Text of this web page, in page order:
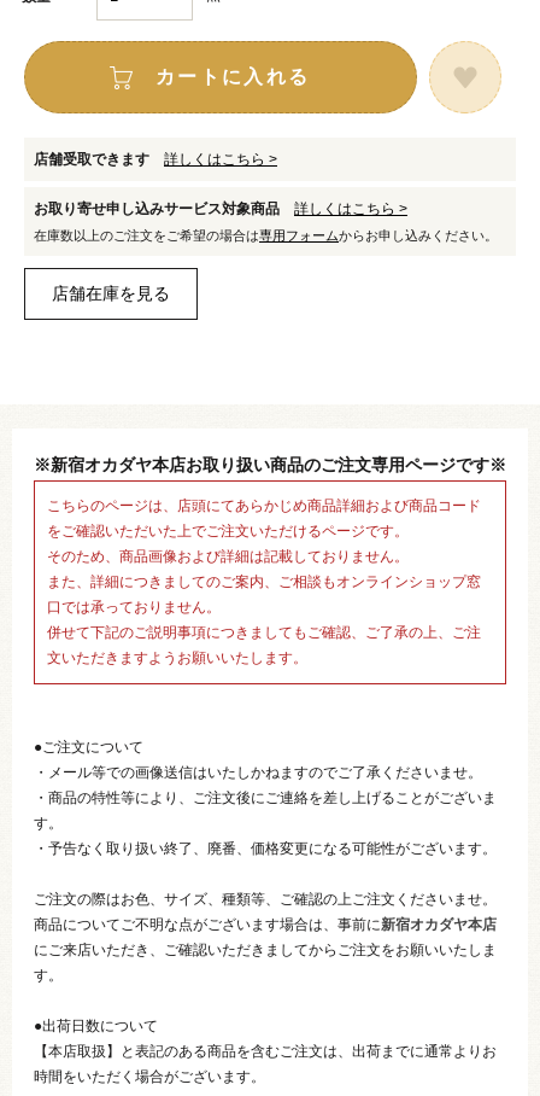
カートに入れる
店舗受取できます 詳しくはこちら >
お取り寄せ申し込みサービス対象商品 詳しくはこちら >
在庫数以上のご注文をご希望の場合は専用フォームからお申し込みください。
※新宿オカダヤ本店お取り扱い商品のご注文専用ページです※
こちらのページは、店頭にてあらかじめ商品詳細および商品コード
をご確認いただいた上でご注文いただけるページです。
そのため、商品画像および詳細は記載しておりません。
また、詳細につきましてのご案内、ご相談もオンラインショップ窓
口では承っておりません。
併せて下記のご説明事項につきましてもご確認、ご了承の上、ご注
文いただきますようお願いいたします。
●ご注文について
・メール等での画像送信はいたしかねますのでご了承くださいませ。
・商品の特性等により、ご注文後にご連絡を差し上げることがございま
す。
・予告なく取り扱い終了、廃番、価格変更になる可能性がございます。
ご注文の際はお色、サイズ、種類等、ご確認の上ご注文くださいませ。
商品についてご不明な点がございます場合は、事前に新宿オカダヤ本店
にご来店いただき、ご確認いただきましてからご注文をお願いいたしま
す。
●出荷日数について
【本店取扱】と表記のある商品を含むご注文は、出荷までに通常よりお
時間をいただく場合がございます。